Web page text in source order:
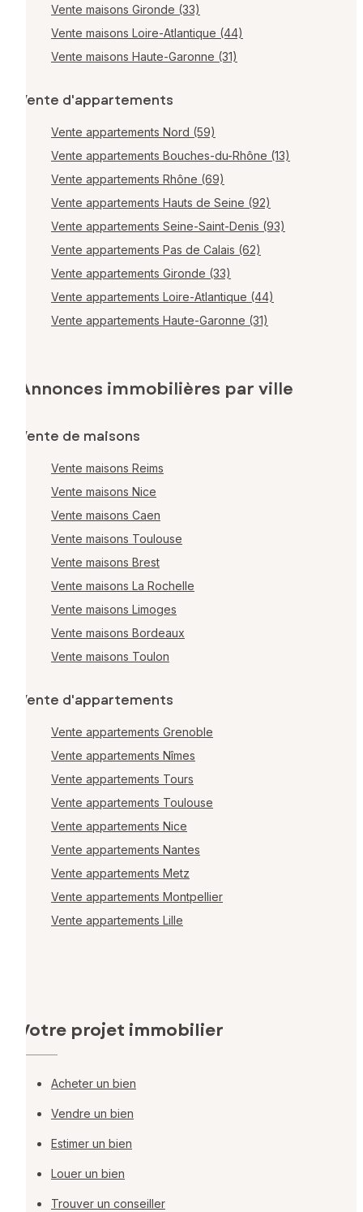
Vente maisons Gironde (33)
Vente maisons Loire-Atlantique (44)
Vente maisons Haute-Garonne (31)
Vente d'appartements
Vente appartements Nord (59)
Vente appartements Bouches-du-Rhône (13)
Vente appartements Rhône (69)
Vente appartements Hauts de Seine (92)
Vente appartements Seine-Saint-Denis (93)
Vente appartements Pas de Calais (62)
Vente appartements Gironde (33)
Vente appartements Loire-Atlantique (44)
Vente appartements Haute-Garonne (31)
Annonces immobilières par ville
Vente de maisons
Vente maisons Reims
Vente maisons Nice
Vente maisons Caen
Vente maisons Toulouse
Vente maisons Brest
Vente maisons La Rochelle
Vente maisons Limoges
Vente maisons Bordeaux
Vente maisons Toulon
Vente d'appartements
Vente appartements Grenoble
Vente appartements Nîmes
Vente appartements Tours
Vente appartements Toulouse
Vente appartements Nice
Vente appartements Nantes
Vente appartements Metz
Vente appartements Montpellier
Vente appartements Lille
Votre projet immobilier
Acheter un bien
Vendre un bien
Estimer un bien
Louer un bien
Trouver un conseiller